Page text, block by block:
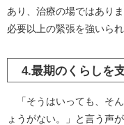
あり、治療の場ではあり
必要以上の緊張を強いら
4.最期のくらしを
「そうはいっても、そ
ょうがない。」と言う声